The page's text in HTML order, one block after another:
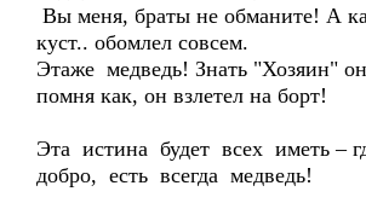
Вы меня, браты не обманите! А
куст.. обомлел совсем.
Этаже медведь! Знать "Хозяин"
помня как, он взлетел на борт!
Эта истина будет всех иметь –
добро, есть всегда медведь!